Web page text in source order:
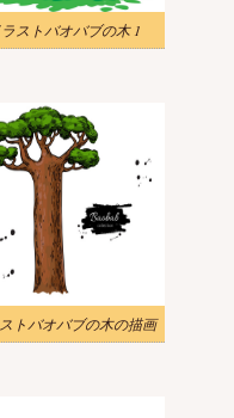
ラストバオバブの木 1
トバオバブの木の描画